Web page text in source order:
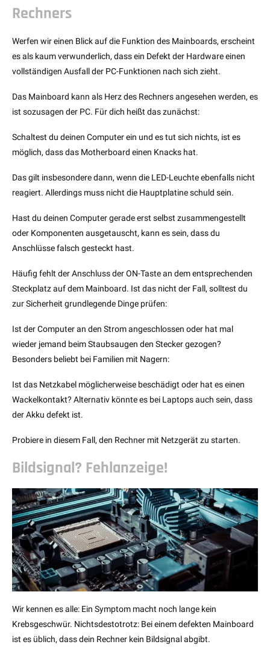
Rechners
Werfen wir einen Blick auf die Funktion des Mainboards, erscheint
es als kaum verwunderlich, dass ein Defekt der Hardware einen
vollständigen Ausfall der PC-Funktionen nach sich zieht.
Das Mainboard kann als Herz des Rechners angesehen werden, es
ist sozusagen der PC. Für dich heißt das zunächst:
Schaltest du deinen Computer ein und es tut sich nichts, ist es
möglich, dass das Motherboard einen Knacks hat.
Das gilt insbesondere dann, wenn die LED-Leuchte ebenfalls nicht
reagiert. Allerdings muss nicht die Hauptplatine schuld sein.
Hast du deinen Computer gerade erst selbst zusammengestellt
oder Komponenten ausgetauscht, kann es sein, dass du
Anschlüsse falsch gesteckt hast.
Häufig fehlt der Anschluss der ON-Taste an dem entsprechenden
Steckplatz auf dem Mainboard. Ist das nicht der Fall, solltest du
zur Sicherheit grundlegende Dinge prüfen:
Ist der Computer an den Strom angeschlossen oder hat mal
wieder jemand beim Staubsaugen den Stecker gezogen?
Besonders beliebt bei Familien mit Nagern:
Ist das Netzkabel möglicherweise beschädigt oder hat es einen
Wackelkontakt? Alternativ könnte es bei Laptops auch sein, dass
der Akku defekt ist.
Probiere in diesem Fall, den Rechner mit Netzgerät zu starten.
Bildsignal? Fehlanzeige!
Wir kennen es alle: Ein Symptom macht noch lange kein
Krebsgeschwür. Nichtsdestotrotz: Bei einem defekten Mainboard
ist es üblich, dass dein Rechner kein Bildsignal abgibt.